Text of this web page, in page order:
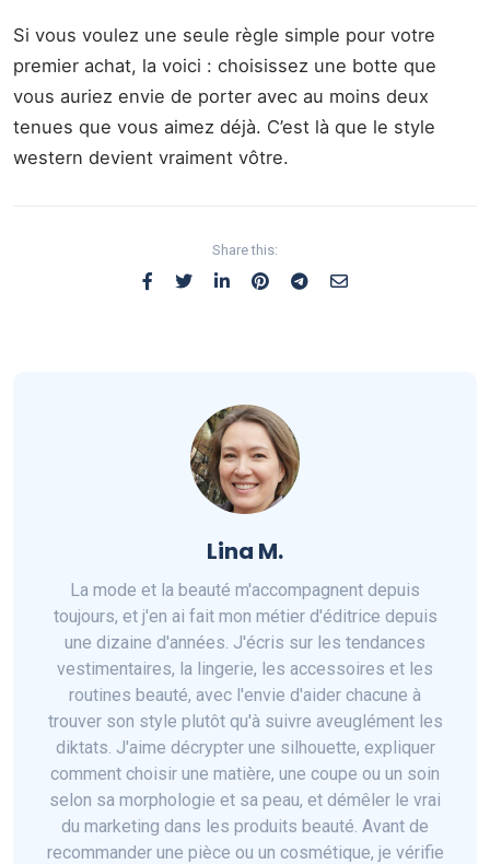
Si vous voulez une seule règle simple pour votre
premier achat, la voici : choisissez une botte que
vous auriez envie de porter avec au moins deux
tenues que vous aimez déjà. C’est là que le style
western devient vraiment vôtre.
Share this:
Lina M.
La mode et la beauté m'accompagnent depuis
toujours, et j'en ai fait mon métier d'éditrice depuis
une dizaine d'années. J'écris sur les tendances
vestimentaires, la lingerie, les accessoires et les
routines beauté, avec l'envie d'aider chacune à
trouver son style plutôt qu'à suivre aveuglément les
diktats. J'aime décrypter une silhouette, expliquer
comment choisir une matière, une coupe ou un soin
selon sa morphologie et sa peau, et démêler le vrai
du marketing dans les produits beauté. Avant de
recommander une pièce ou un cosmétique, je vérifie